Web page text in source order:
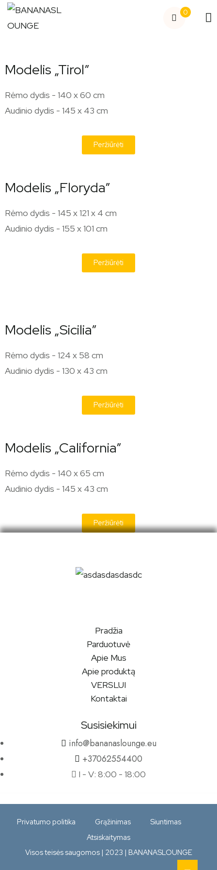
0
Modelis „Tirol”
Rėmo dydis - 140 x 60 cm
Audinio dydis - 145 x 43 cm
Peržiūrėti
Modelis „Floryda”
Rėmo dydis - 145 x 121 x 4 cm
Audinio dydis - 155 x 101 cm
Peržiūrėti
Modelis „Sicilia”
Rėmo dydis - 124 x 58 cm
Audinio dydis - 130 x 43 cm
Peržiūrėti
Modelis „California”
Rėmo dydis - 140 x 65 cm
Audinio dydis - 145 x 43 cm
Peržiūrėti
Pradžia
Parduotuvė
Apie Mus
Apie produktą
VERSLUI
Kontaktai
Susisiekimui
info@bananaslounge.eu
+37062554400
I - V: 8:00 - 18:00
Visos teisės saugomos | 2023 | BANANASLOUNGE
Privatumo politika Grąžinimas
Siuntimas
Atsiskaitymas